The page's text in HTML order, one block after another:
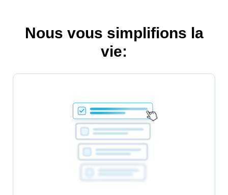
Nous vous simplifions la
vie: